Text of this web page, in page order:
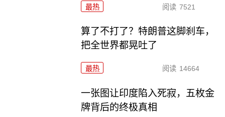
最热 阅读 7521
算了不打了？特朗普这脚刹车，
把全世界都晃吐了
最热 阅读 14664
一张图让印度陷入死寂，五枚金
牌背后的终极真相